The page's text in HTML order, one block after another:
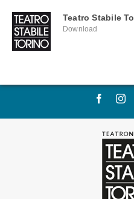
Teatro Stabile
Download
Skip